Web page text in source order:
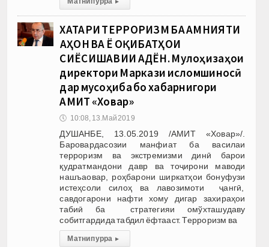
ХАТАРИ ТЕРРОРИЗМ БА АМНИЯТИ
ҶАҲОН ВА Ё ОҚИБАТҲОИ
СИЁСИШАВИИ АДЁН. Мулоҳизаҳои
директори Маркази исломшиносӣ
дар мусоҳиба бо хабарнигори
АМИТ «Ховар»
🕔 10:08, 13.Май 2019
ДУШАНБЕ, 13.05.2019 /АМИТ «Ховар»/.
Баровардасозии манфиат ба василаи
терроризм ва экстремизми динӣ барои
қудратмандони давр ва тоҷирони маводи
нашъаовар, роҳбарони ширкатҳои бонуфузи
истеҳсоли силоҳ ва лавозимоти ҷангӣ,
савдогарони нафти хому дигар захираҳои
табиӣ ба стратегияи омўхташудаву
собитгардида табдил ёфтааст. Терроризм ва
Матни пурра ▸